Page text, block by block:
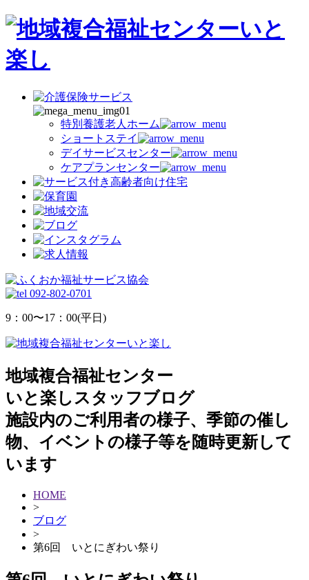
特別養護老人ホーム
ショートステイ
デイサービスセンター
ケアプランセンター
092-802-0701
9：00〜17：00(平日)
地域複合福祉センター
いと楽しスタッフブログ
施設内のご利用者の様子、季節の催し
物、イベントの様子等を随時更新して
います
HOME
>
ブログ
>
第6回 いとにぎわい祭り